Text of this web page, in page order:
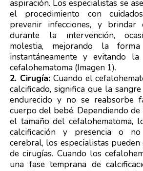
aspiración. Los especialistas se
el procedimiento con
prevenir infecciones, y
durante la intervención,
molestia, mejorando la
instantáneamente y evitando
cefalohematoma (Imagen 1).
2. Cirugía:Cuando el
calcificado, significa que la
endurecido y no se reabsorbe
cuerpo del bebé. Dependiendo
el tamaño del cefalohematoma,
calcificación y presencia o
cerebral, los especialistas
de cirugías. Cuando los
una fase temprana de